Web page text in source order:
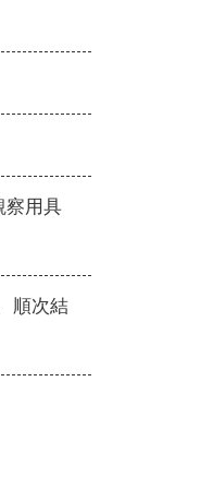
察用具
順次結